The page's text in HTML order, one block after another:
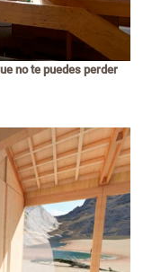
no te puedes perder